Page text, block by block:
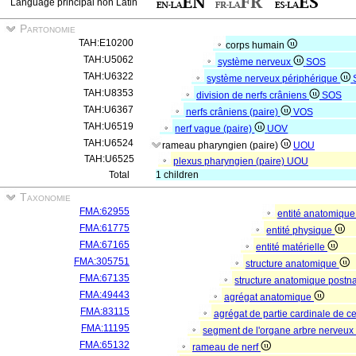
Language principal non Latin
Partonomie
TAH:E10200
corps humain
TAH:U5062
système nerveux
SOS
TAH:U6322
système nerveux périphérique
TAH:U8353
division de nerfs crâniens
SOS
TAH:U6367
nerfs crâniens (paire)
VOS
TAH:U6519
nerf vague (paire)
UOV
TAH:U6524
rameau pharyngien (paire)
UOU
TAH:U6525
plexus pharyngien (paire) UOU
Total
1 children
Taxonomie
FMA:62955
entité anatomique
FMA:61775
entité physique
FMA:67165
entité matérielle
FMA:305751
structure anatomique
FMA:67135
structure anatomique
FMA:49443
agrégat anatomique
FMA:83115
agrégat de partie cardinale de
FMA:11195
segment de l'organe arbre nerveux
FMA:65132
rameau de nerf